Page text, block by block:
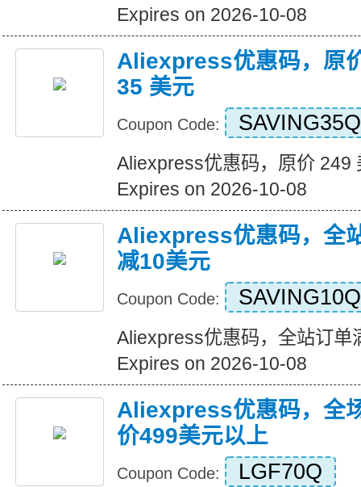
Expires on 2026-10-08
Aliexpress优惠码，原
35 美元
Coupon Code: SAVING35Q
Aliexpress优惠码，原价 249
Expires on 2026-10-08
Aliexpress优惠码，全
减10美元
Coupon Code: SAVING10Q
Aliexpress优惠码，全站订单
Expires on 2026-10-08
Aliexpress优惠码，全
价499美元以上
Coupon Code: LGF70Q